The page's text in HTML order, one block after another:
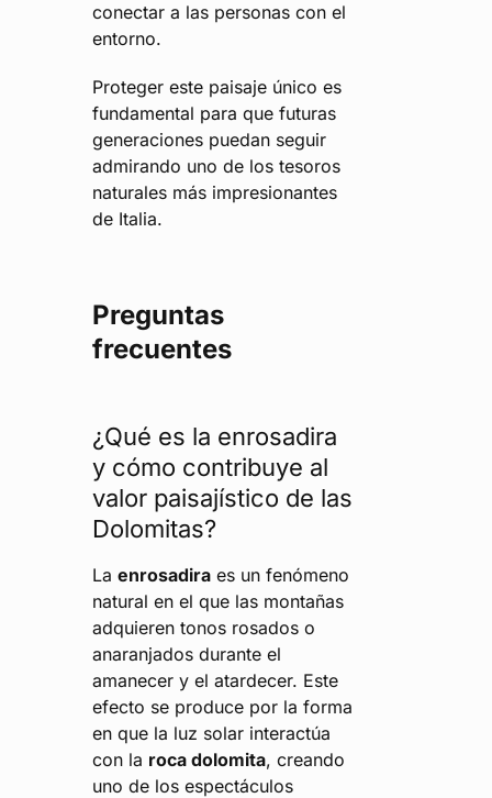
conectar a las personas con el
entorno.
Proteger este paisaje único es
fundamental para que futuras
generaciones puedan seguir
admirando uno de los tesoros
naturales más impresionantes
de Italia.
Preguntas
frecuentes
¿Qué es la enrosadira
y cómo contribuye al
valor paisajístico de las
Dolomitas?
Laenrosadira es un fenómeno
natural en el que las montañas
adquieren tonos rosados o
anaranjados durante el
amanecer y el atardecer. Este
efecto se produce por la forma
en que la luz solar interactúa
con la roca dolomita, creando
uno de los espectáculos